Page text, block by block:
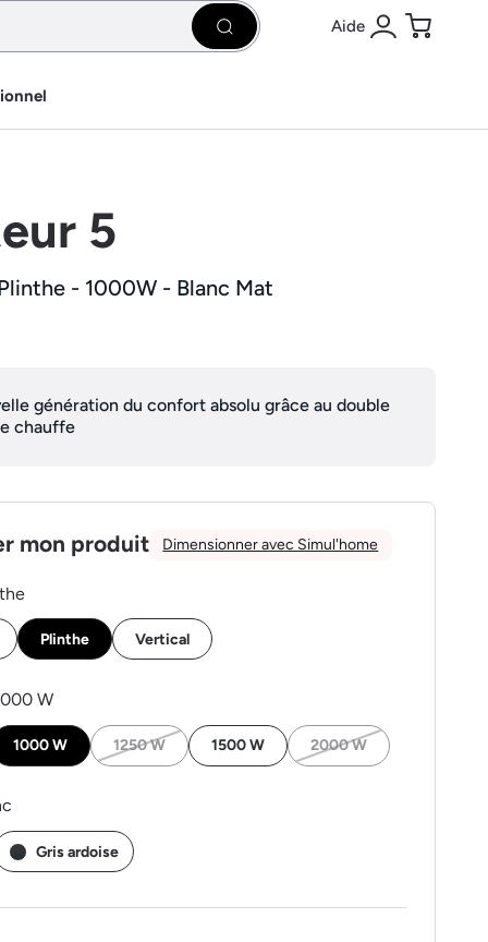
Rechercher Aide
Se connecter
Panier
5
- 1000W - Blanc Mat
génération du confort absolu grâce au double
chauffe
mon produit Dimensionner avec Simul'home
Plinthe Vertical
W
1000 W 1250 W 1500 W 2000 W
Gris ardoise